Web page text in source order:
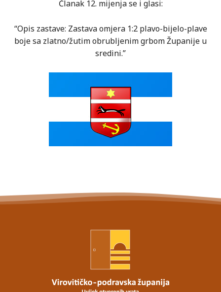
Članak 12. mijenja se i glasi:
“Opis zastave: Zastava omjera 1:2 plavo-bijelo-plave
boje sa zlatno/žutim obrubljenim grbom Županije u
sredini.”